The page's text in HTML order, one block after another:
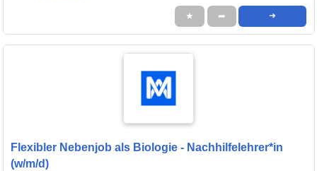
★ ➦ ➜
Flexibler Nebenjob als Biologie - Nachhilfelehrer*in
(w/m/d)